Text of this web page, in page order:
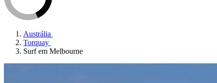
Austrália
Torquay
Surf em Melbourne